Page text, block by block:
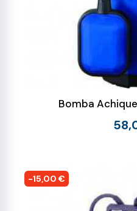
Bomba
-15,00 €